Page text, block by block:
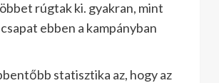
rúgtak ki. gyakran, mint
ebben a kampányban
statisztika az, hogy az